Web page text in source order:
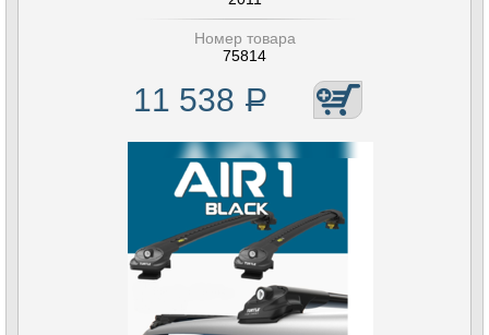
Номер товара
75814
11 538 Р